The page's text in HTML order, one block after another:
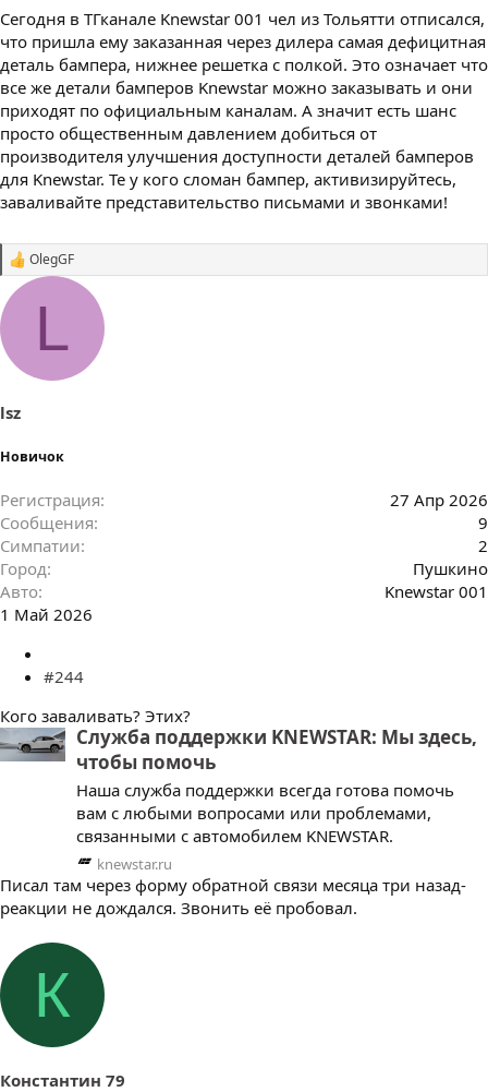
Сегодня в ТГканале Knewstar 001 чел из Тольятти отписался,
что пришла ему заказанная через дилера самая дефицитная
деталь бампера, нижнее решетка с полкой. Это означает что
все же детали бамперов Knewstar можно заказывать и они
приходят по официальным каналам. А значит есть шанс
просто общественным давлением добиться от
производителя улучшения доступности деталей бамперов
для Knewstar. Те у кого сломан бампер, активизируйтесь,
заваливайте представительство письмами и звонками!
С
м
т
и
OlegGF
L
lsz
Новичок
Регистрация
27 Апр 2026
Сообщения
9
Симпатии
2
Город
Пушкино
Авто
Knewstar 001
1 Май 2026
#244
Кого заваливать? Этих?
Служба поддержки KNEWSTAR: Мы здесь,
чтобы помочь
Наша служба поддержки всегда готова помочь
вам с любыми вопросами или проблемами,
связанными с автомобилем KNEWSTAR.
knewstar.ru
Писал там через форму обратной связи месяца три назад-
реакции не дождался. Звонить её пробовал.
К
Константин 79